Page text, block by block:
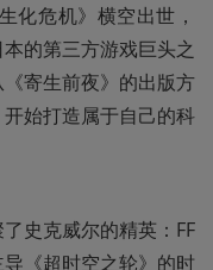
化危机》横空出世，
的第三方游戏巨头之
寄生前夜》的出版方
始打造属于自己的科
史克威尔的精英：FF
《超时空之轮》的时